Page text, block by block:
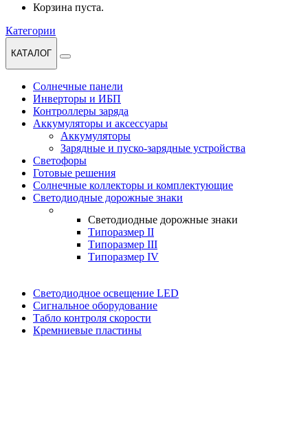
Корзина пуста.
Категории
КАТАЛОГ
Солнечные панели
Инверторы и ИБП
Контроллеры заряда
Аккумуляторы и аксессуары
Аккумуляторы
Зарядные и пуско-зарядные устройства
Светофоры
Готовые решения
Солнечные коллекторы и комплектующие
Светодиодные дорожные знаки
Светодиодные дорожные знаки
Типоразмер II
Типоразмер III
Типоразмер IV
Светодиодное освещение LED
Сигнальное оборудование
Табло контроля скорости
Кремниевые пластины